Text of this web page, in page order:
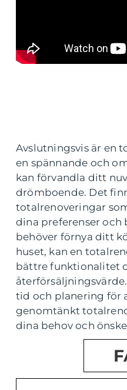
Avslutningsvis är en
en spännande och
kan förvandla ditt
drömboende. Det
totalrenoveringar
dina preferenser och
behöver förnya ditt
huset, kan en
bättre funktionalitet
tid och planering för
genomtänkt
dina behov och